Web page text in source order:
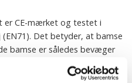
er CE-mærket og testet i
Det betyder, at bamse
bamse er således bevæger
i deres materiale
er kemiske-fri, alt